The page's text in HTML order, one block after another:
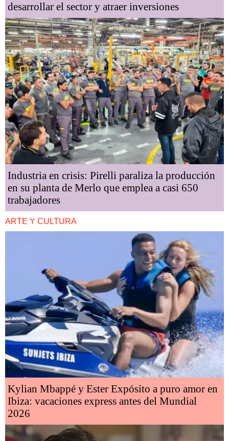
desarrollar el sector y atraer inversiones
Industria en crisis: Pirelli paraliza la producción
en su planta de Merlo que emplea a casi 650
trabajadores
ARTE Y CULTURA
Kylian Mbappé y Ester Expósito a puro amor en
Ibiza: vacaciones express antes del Mundial
2026